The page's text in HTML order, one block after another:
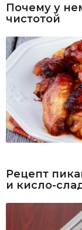
Почему у
чистотой
Рецепт
и кисло-